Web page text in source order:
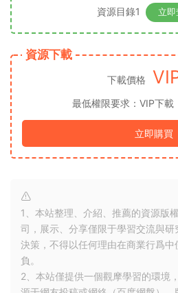
| ├──LOVE 海報圖檔
| ├──LOVE 教師手冊樣本
| ├──LOVE1内頁樣本
| ├──其他 LOVE圖檔
| └──使用說明.txt 0.19kb
├──LOVE 英文版教師手冊
| ├──LOVE English 1 教師手冊(英文
| ├──LOVE English 2 教師手冊(英
| ├──LOVE English 5 教師手冊(英
| ├──LOVE English 6 教師手冊(英
| ├──LOVE English Starter 2 教師
| └──LOVE English Starter1-
├──LOVE 證書圖檔
| ├──LOVE_certificate_1.jpg 1.07M